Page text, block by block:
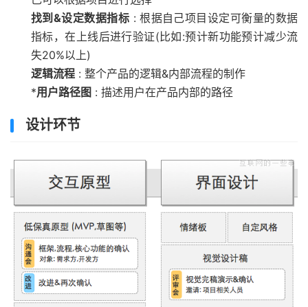
找到&设定数据指标 : 根据自己项目设定可衡量的数据
指标，在上线后进行验证(比如:预计新功能预计减少流
失20%以上)
逻辑流程 : 整个产品的逻辑&内部流程的制作
*用户路径图 : 描述用户在产品内部的路径
设计环节